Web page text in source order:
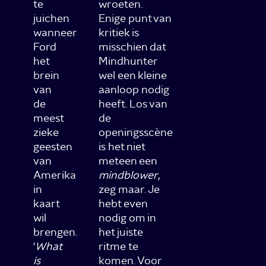
te
juichen
wanneer
Ford
het
brein
van
de
meest
zieke
geesten
van
Amerika
in
kaart
wil
brengen.
‘What
is
wroeten.
Enige punt van
kritiek is
misschien dat
Mindhunter
wel een kleine
aanloop nodig
heeft. Los van
de
openingsscène
is het niet
meteen een
mindblower,
zeg maar. Je
hebt even
nodig om in
het juiste
ritme te
komen. Voor